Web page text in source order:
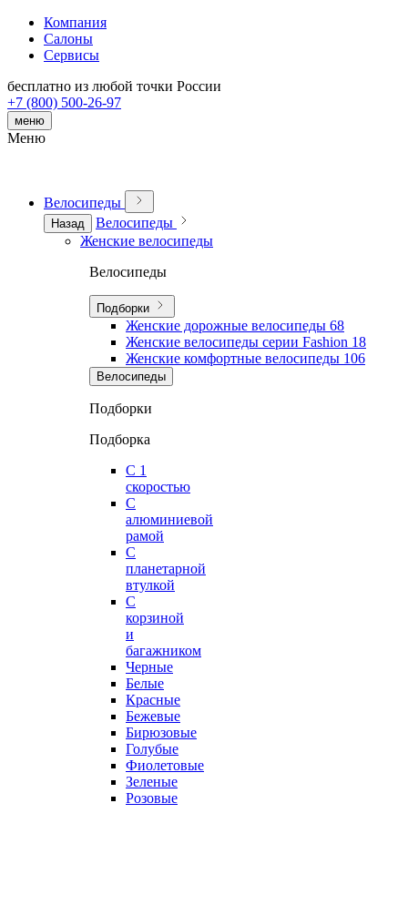
Компания
Салоны
Сервисы
бесплатно из любой точки России
+7 (800) 500-26-97
меню
Меню
Велосипеды
Назад
Велосипеды
Женские велосипеды
Велосипеды
Подборки
Женские дорожные велосипеды 68
Женские велосипеды серии Fashion 18
Женские комфортные велосипеды 106
Велосипеды
Подборки
Подборка
С 1
скоростью
С
алюминиевой
рамой
С
планетарной
втулкой
С
корзиной
и
багажником
Черные
Белые
Красные
Бежевые
Бирюзовые
Голубые
Фиолетовые
Зеленые
Розовые